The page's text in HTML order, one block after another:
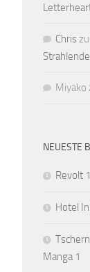
Chriszu
Miyako
NEUESTE
Revolt 1
Hotel
Manga 1